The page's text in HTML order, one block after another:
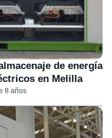
de energía
en Melilla
8 años